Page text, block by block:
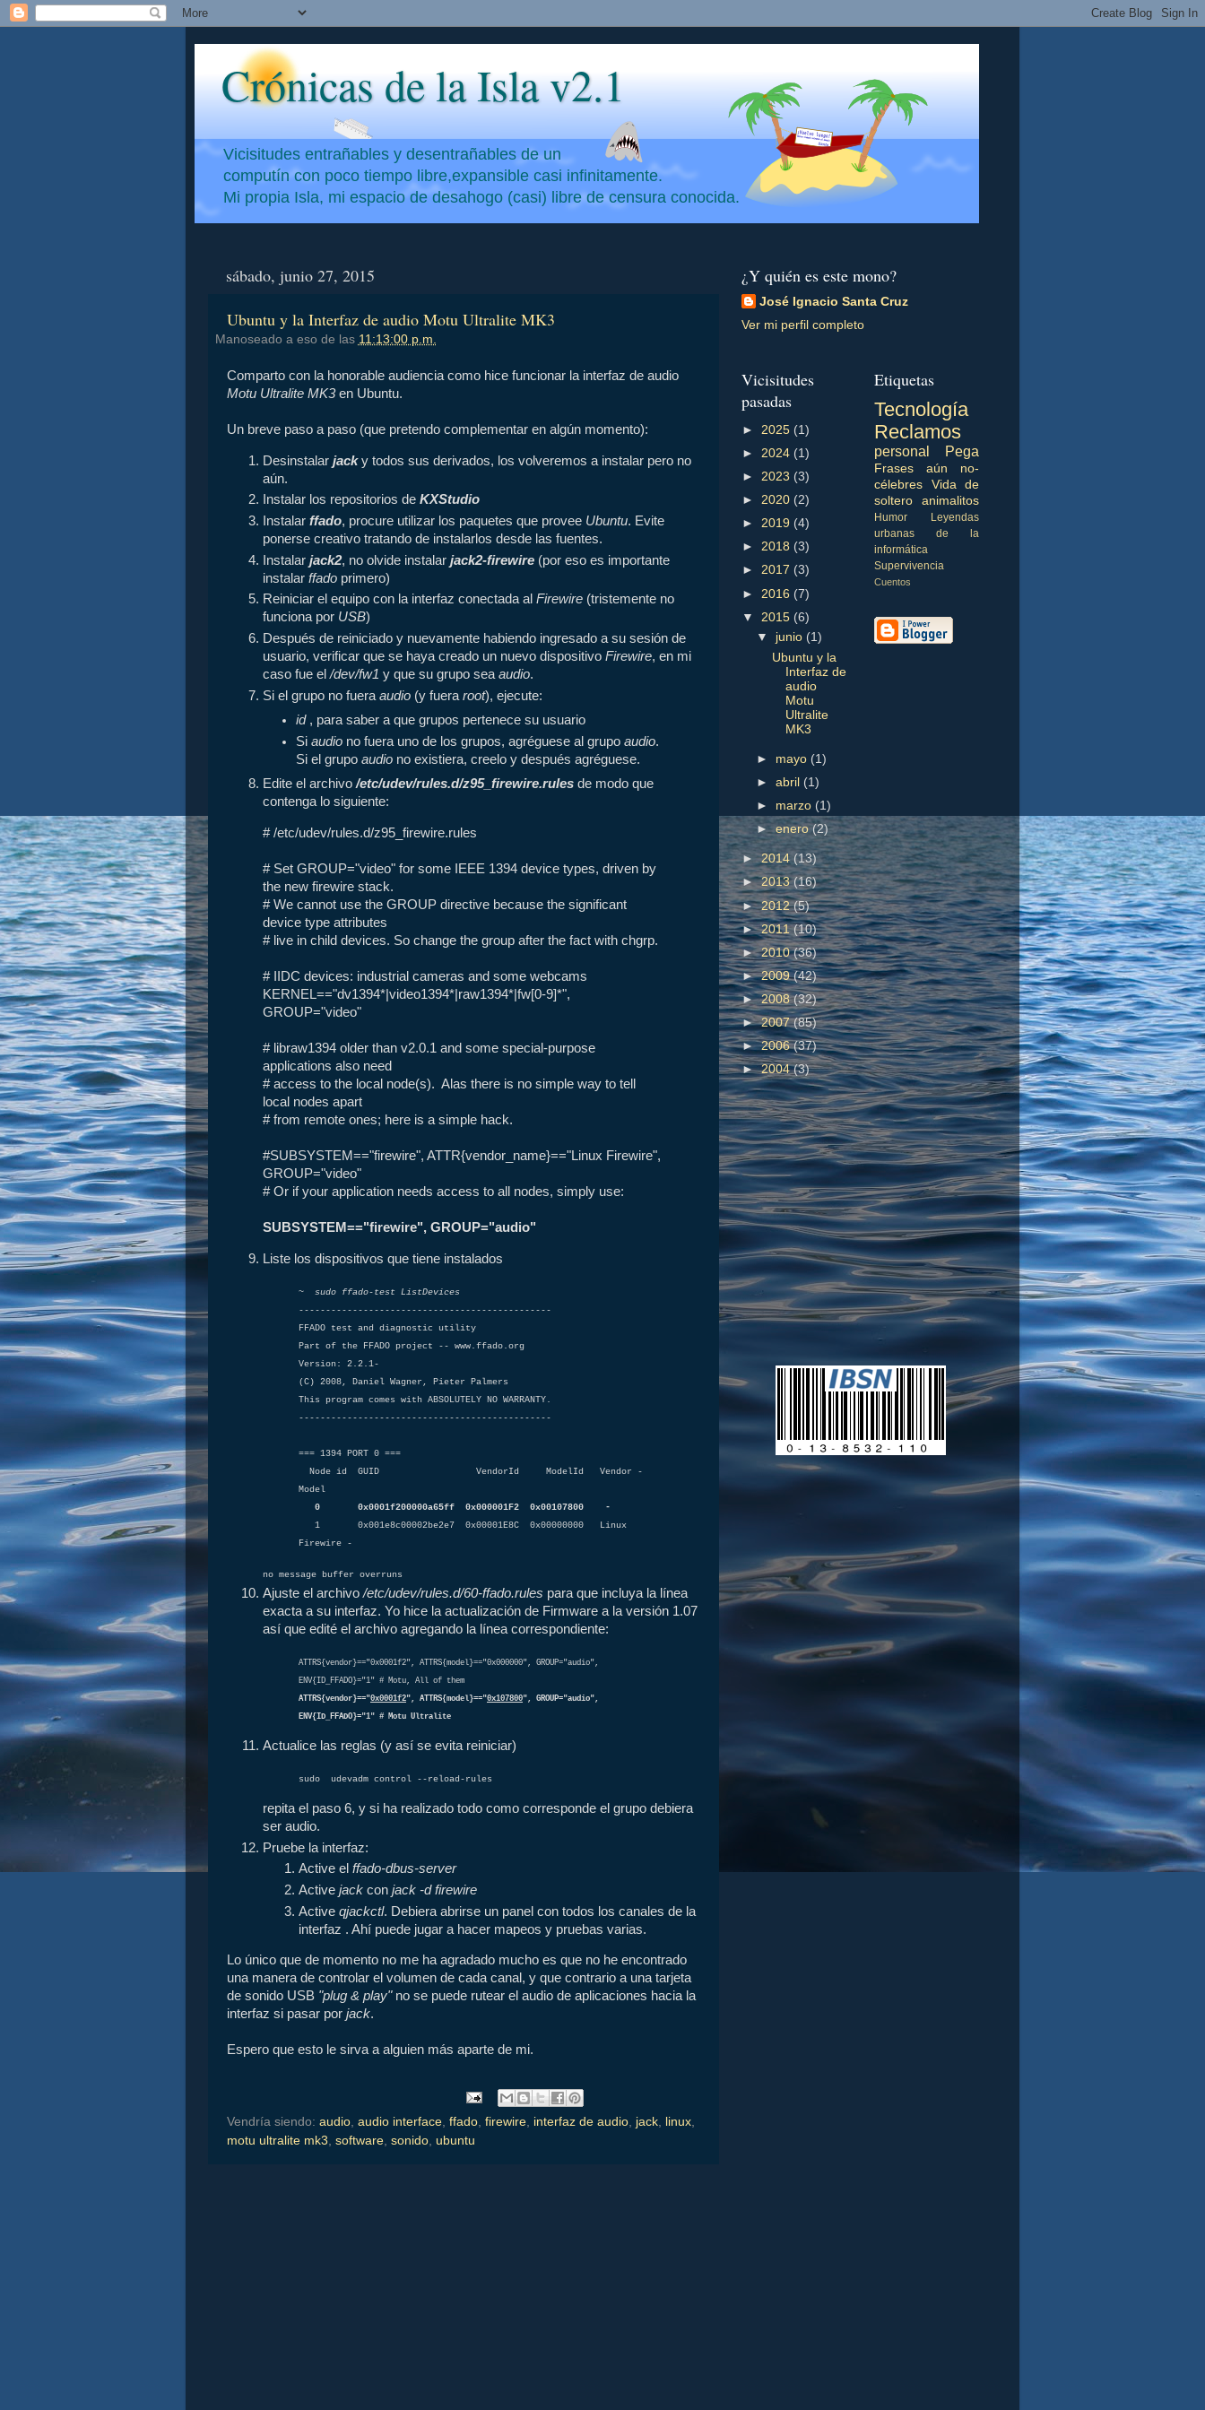
Crónicas de la Isla v2.1
Vicisitudes entrañables y desentrañables de un
computín con poco tiempo libre,expansible casi infinitamente.
Mi propia Isla, mi espacio de desahogo (casi) libre de censura conocida.
sábado, junio 27, 2015
Ubuntu y la Interfaz de audio Motu Ultralite MK3
Manoseado a eso de las 11:13:00 p.m.
Comparto con la honorable audiencia como hice funcionar la interfaz de audio
Motu Ultralite MK3en Ubuntu.
Un breve paso a paso (que pretendo complementar en algún momento):
Desinstalar jacky todos sus derivados, los volveremos a instalar pero no
aún.
Instalar los repositorios de KXStudio
Instalar ffado, procure utilizar los paquetes que provee Ubuntu. Evite
ponerse creativo tratando de instalarlos desde las fuentes.
Instalar jack2, no olvide instalar jack2-firewire (por eso es importante
instalar ffado primero)
Reiniciar el equipo con la interfaz conectada al Firewire (tristemente no
funciona por USB)
Después de reiniciado y nuevamente habiendo ingresado a su sesión de
usuario, verificar que se haya creado un nuevo dispositivo Firewire, en mi
caso fue el/dev/fw1 y que su grupo sea audio.
Si el grupo no fuera audio (y fuera root), ejecute:
id, para saber a que grupos pertenece su usuario
Siaudio no fuera uno de los grupos, agréguese al grupoaudio.
Si el grupoaudio no existiera, creelo y después agréguese.
Edite el archivo/etc/udev/rules.d/z95_firewire.rules de modo que
contenga lo siguiente:
# /etc/udev/rules.d/z95_firewire.rules
# Set GROUP="video" for some IEEE 1394 device types, driven by
the new firewire stack.
# We cannot use the GROUP directive because the significant
device type attributes
# live in child devices. So change the group after the fact with chgrp.
# IIDC devices: industrial cameras and some webcams
KERNEL=="dv1394*|video1394*|raw1394*|fw[0-9]*",
GROUP="video"
# libraw1394 older than v2.0.1 and some special-purpose
applications also need
# access to the local node(s). Alas there is no simple way to tell
local nodes apart
# from remote ones; here is a simple hack.
#SUBSYSTEM=="firewire", ATTR{vendor_name}=="Linux Firewire",
GROUP="video"
# Or if your application needs access to all nodes, simply use:
SUBSYSTEM=="firewire", GROUP="audio"
Liste los dispositivos que tiene instalados
~
sudo ffado-test ListDevices
-----------------------------------------------
FFADO test and diagnostic utility
Part of the FFADO project -- www.ffado.org
Version: 2.2.1-
(C) 2008, Daniel Wagner, Pieter Palmers
This program comes with ABSOLUTELY NO WARRANTY.
-----------------------------------------------
=== 1394 PORT 0 ===
Node id GUID VendorId ModelId Vendor -
Model
0 0x0001f200000a65ff 0x000001F2 0x00107800 -
1 0x001e8c00002be2e7 0x00001E8C 0x00000000 Linux
Firewire -
no message buffer overruns
Ajuste el archivo/etc/udev/rules.d/60-ffado.rules para que incluya la línea
exacta a su interfaz. Yo hice la actualización de Firmware a la versión 1.07
así que edité el archivo agregando la línea correspondiente:
ATTRS{vendor}=="0x0001f2", ATTRS{model}=="0x000000", GROUP="audio",
ENV{ID_FFADO}="1" # Motu, All of them
ATTRS{vendor}=="0x0001f2", ATTRS{model}=="0x107800", GROUP="audio",
ENV{ID_FFADO}="1" # Motu Ultralite
Actualice las reglas (y así se evita reiniciar)
sudo udevadm control --reload-rules
repita el paso 6, y si ha realizado todo como corresponde el grupo debiera
ser audio.
Pruebe la interfaz:
Active el ffado-dbus-server
Active jack con jack -d firewire
Active qjackctl. Debiera abrirse un panel con todos los canales de la
interfaz . Ahí puede jugar a hacer mapeos y pruebas varias.
Lo único que de momento no me ha agradado mucho es que no he encontrado
una manera de controlar el volumen de cada canal, y que contrario a una tarjeta
de sonido USB "plug & play"no se puede rutear el audio de aplicaciones hacia la
interfaz si pasar por jack.
Espero que esto le sirva a alguien más aparte de mi.
Vendría siendo: audio audio interface ffado firewire interfaz de audio jack linux
motu ultralite mk3 software sonido ubuntu
¿Y quién es este mono?
José Ignacio Santa Cruz
Ver mi perfil completo
Vicisitudes
pasadas
► 2025 (1)
► 2024 (1)
► 2023 (3)
► 2020 (2)
► 2019 (4)
► 2018 (3)
► 2017 (3)
► 2016 (7)
▼ 2015 (6)
▼ junio (1)
Ubuntu y la
Interfaz de
audio
Motu
Ultralite
MK3
► mayo (1)
►abril (1)
► marzo (1)
►enero(2)
►2014(13)
►2013(16)
►2012(5)
►2011(10)
►2010(36)
►2009(42)
►2008(32)
►2007(85)
►2006(37)
►2004(3)
Etiquetas
Tecnología
Reclamos
personal Pega
Frases aún no-
célebres
Vida de
soltero
animalitos
Humor
Leyendas
urbanas de la
informática
Supervivencia
Cuentos